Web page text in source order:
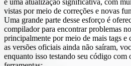
vistas por meio de correções e novas
Uma grande parte desse esforço é
compilador para encontrar problemas
principalmente por meio de mais tags e
as versões oficiais ainda não saíram,
enquanto isso testando seu código com